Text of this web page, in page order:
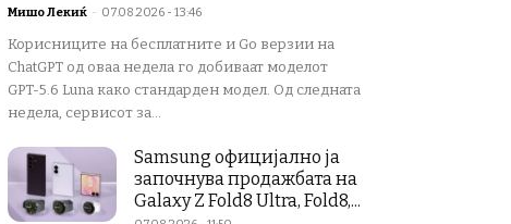
Мишо Лекиќ - 07.08.2026 - 13:46
Корисниците на бесплатните и Go верзии на
ChatGPT од оваа недела го добиваат моделот
GPT-5.6 Luna како стандарден модел. Од следната
недела, сервисот за...
Samsung официјално ја
започнува продажбата на
Galaxy Z Fold8 Ultra, Fold8,...